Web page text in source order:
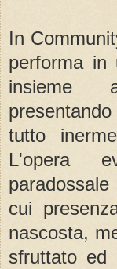
In
performa in
insieme
tutto
L'opera
cui
nascosta,
sfruttato ed